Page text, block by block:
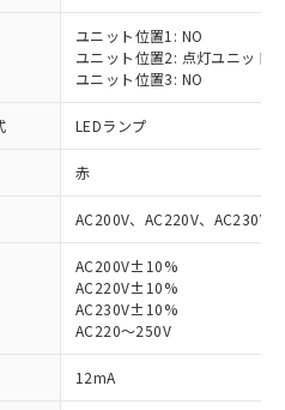
ユニット位置1: NO
ユニット位置2: 点灯ユニット
ユニット位置3: NO
LEDランプ
赤
AC200V、AC220V、AC230V
AC200V±10%
AC220V±10%
AC230V±10%
AC220～250V
12mA
指令（10物質）の
が提供可能な商品で